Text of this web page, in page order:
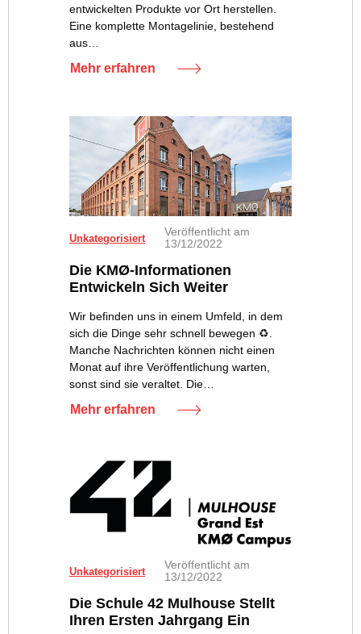
entwickelten Produkte vor Ort herstellen.
Eine komplette Montagelinie, bestehend
aus…
Mehr erfahren
Unkategorisiert
Veröffentlicht am
13/12/2022
Die KMØ-Informationen
Entwickeln Sich Weiter
Wir befinden uns in einem Umfeld, in dem
sich die Dinge sehr schnell bewegen ♻️.
Manche Nachrichten können nicht einen
Monat auf ihre Veröffentlichung warten,
sonst sind sie veraltet. Die…
Mehr erfahren
Unkategorisiert
Veröffentlicht am
13/12/2022
Die Schule 42 Mulhouse Stellt
Ihren Ersten Jahrgang Ein